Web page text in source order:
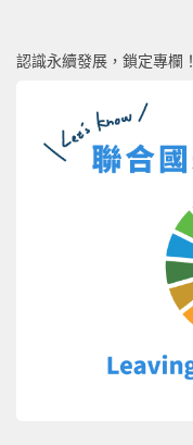
認識永續發展，鎖定專欄！